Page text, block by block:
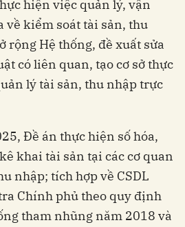
hiện việc quản lý, vận
về kiểm soát tài sản, thu
rộng Hệ thống, đề xuất sửa
có liên quan, tạo cơ sở thực
lý tài sản, thu nhập trực
Đề án thực hiện số hóa,
khai tài sản tại các cơ quan
nhập; tích hợp về CSDL
Chính phủ theo quy định
tham nhũng năm 2018 và